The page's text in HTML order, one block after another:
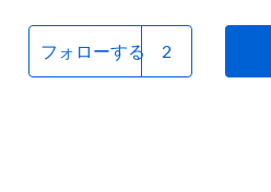
フォローする